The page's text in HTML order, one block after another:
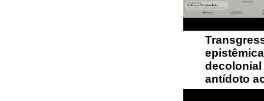
decolonial
antídoto